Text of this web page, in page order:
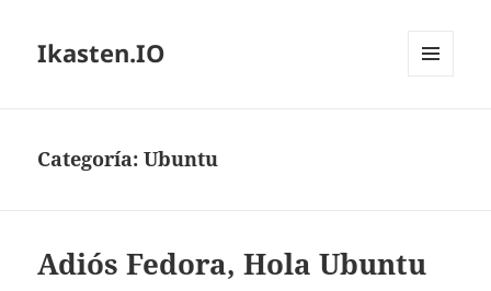
Ikasten.IO
Categoría:Ubuntu
Adiós Fedora, Hola Ubuntu